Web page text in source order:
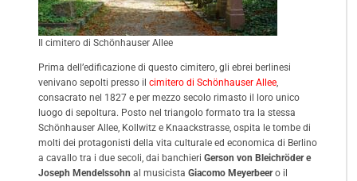
Il cimitero di Schönhauser Allee
Prima dell’edificazione di questo cimitero, gli ebrei berlinesi
venivano sepolti presso il cimitero di Schönhauser Allee,
consacrato nel 1827 e per mezzo secolo rimasto il loro unico
luogo di sepoltura. Posto nel triangolo formato tra la stessa
Schönhauser Allee, Kollwitz e Knaackstrasse, ospita le tombe di
molti dei protagonisti della vita culturale ed economica di Berlino
a cavallo tra i due secoli, dai banchieri Gerson von Bleichröder e
Joseph Mendelssohn al musicista Giacomo Meyerbeero il